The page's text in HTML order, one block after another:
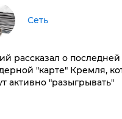
Сеть
рассказал о последней
"карте" Кремля,
активно "разыгрывать"